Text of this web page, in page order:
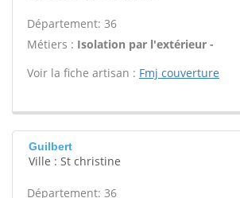
Département: 36
Métiers : Isolation par l'extérieur -
Voir la fiche artisan : Fmj couverture
Guilbert
Ville : St christine
Département: 36